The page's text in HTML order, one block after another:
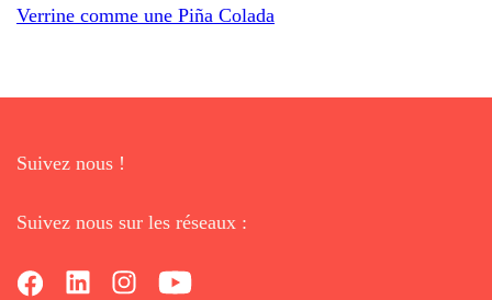
Verrine comme une Piña Colada
Suivez nous !
Suivez nous sur les réseaux :